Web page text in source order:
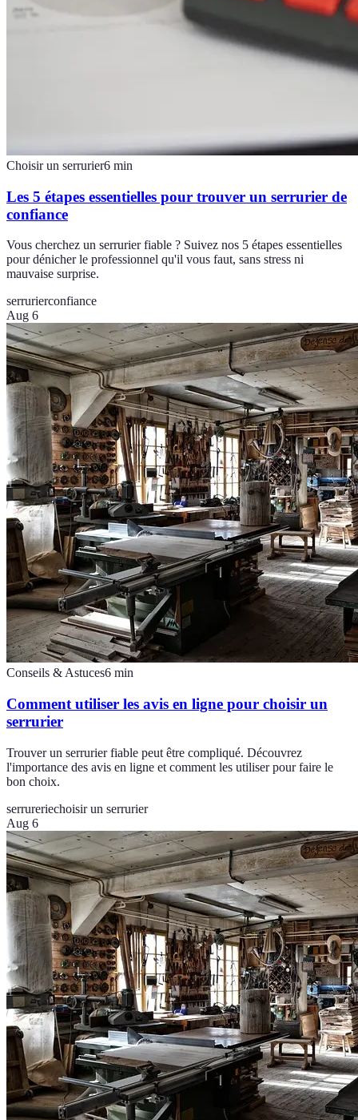
Choisir un serrurier6 min
Les 5 étapes essentielles pour trouver un serrurier de
confiance
Vous cherchez un serrurier fiable ? Suivez nos 5 étapes essentielles
pour dénicher le professionnel qu'il vous faut, sans stress ni
mauvaise surprise.
serrurierconfiance
Aug 6
Conseils & Astuces6 min
Comment utiliser les avis en ligne pour choisir un
serrurier
Trouver un serrurier fiable peut être compliqué. Découvrez
l'importance des avis en ligne et comment les utiliser pour faire le
bon choix.
serrureriechoisir un serrurier
Aug 6